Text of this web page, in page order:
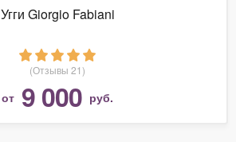
Угги Giorgio Fabiani
(Отзывы 21)
от 9 000 руб.